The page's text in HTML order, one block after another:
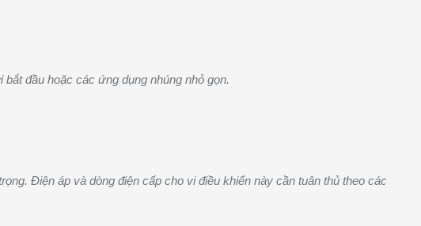
đầu hoặc các ứng dụng nhúng nhỏ gọn.
Điện áp và dòng điện cấp cho vi điều khiển này cần tuân thủ theo các